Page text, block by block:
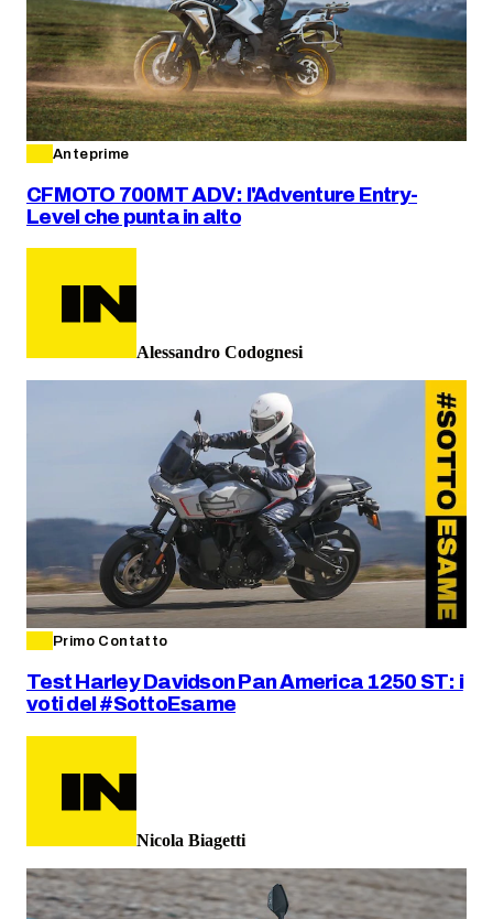
Anteprime
CFMOTO 700MT ADV: l'Adventure Entry-
Level che punta in alto
Alessandro Codognesi
Primo Contatto
Test Harley Davidson Pan America 1250 ST: i
voti del #SottoEsame
Nicola Biagetti